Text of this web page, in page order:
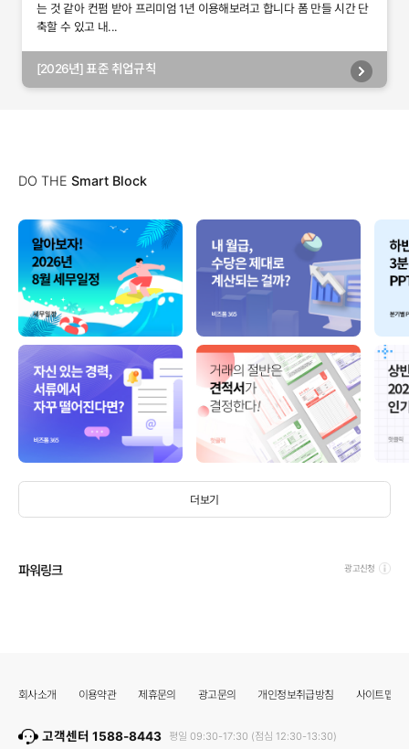
는 것 같아 컨펌 받아 프리미엄 1년 이용해보려고 합니다 폼 만들 시간 단
축할 수 있고 내...
[2026년] 표준 취업규칙
DO THE Smart Block
더보기
파워링크 광고신청
회사소개 이용약관 제휴문의 광고문의 개인정보취급방침 사이트맵
고객센터 1588-8443 평일 09:30-17:30 (점심 12:30-13:30)